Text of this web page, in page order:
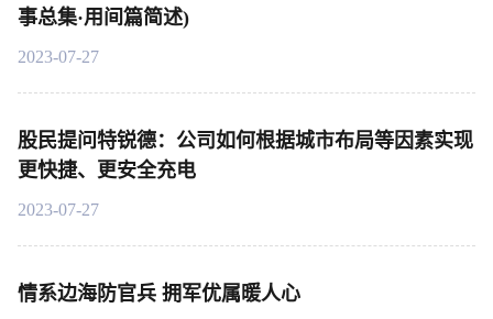
事总集·用间篇简述)
2023-07-27
股民提问特锐德：公司如何根据城市布局等因素实现
更快捷、更安全充电
2023-07-27
情系边海防官兵 拥军优属暖人心